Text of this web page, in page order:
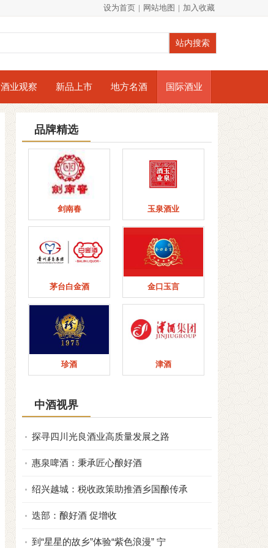
设为首页 | 网站地图 | 加入收藏
酒业观察 新品上市 地方名酒 国际酒业
品牌精选
剑南春 玉泉酒业
茅台白金酒 金口玉言
珍酒 津酒
中酒视界
探寻四川光良酒业高质量发展之路
惠泉啤酒：秉承匠心酿好酒
绍兴越城：税收政策助推酒乡国酿传承
迭部：酿好酒 促增收
到“星星的故乡”体验“紫色浪漫” 宁